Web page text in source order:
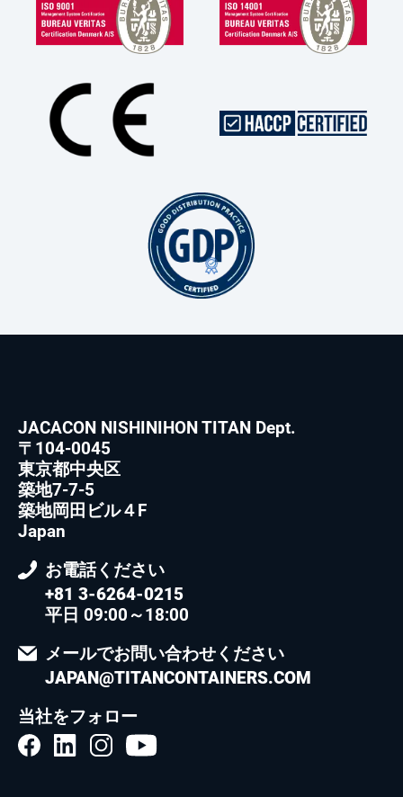
JACACON NISHINIHON TITAN Dept.
〒104-0045
東京都中央区
築地7-7-5
築地岡田ビル４F
Japan
お電話ください
+81 3-6264-0215
平日 09:00～18:00
メールでお問い合わせください
JAPAN@TITANCONTAINERS.COM
当社をフォロー